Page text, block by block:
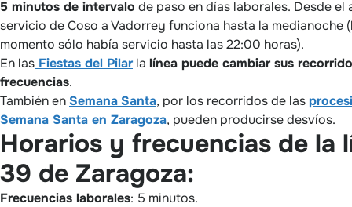
5 minutos de intervalo de paso en días laborales. Desde el
servicio de Coso a Vadorrey funciona hasta la medianoche
momento sólo había servicio hasta las 22:00 horas).
En las Fiestas del Pilarla línea puede cambiar sus
frecuencias.
También en Semana Santa, por los recorridos de las
Semana Santa en Zaragoza, pueden producirse desvíos.
Horarios y frecuencias de la
39 de Zaragoza:
Frecuencias laborales: 5 minutos.